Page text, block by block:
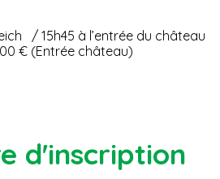
/ 15h45 à l’entrée du château
€ (Entrée château)
d'inscription